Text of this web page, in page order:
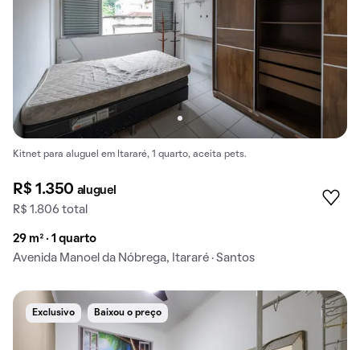
Kitnet para aluguel em Itararé, 1 quarto, aceita pets.
R$ 1.350 aluguel
R$ 1.806 total
29 m² · 1 quarto
Avenida Manoel da Nóbrega, Itararé · Santos
Exclusivo Baixou o preço